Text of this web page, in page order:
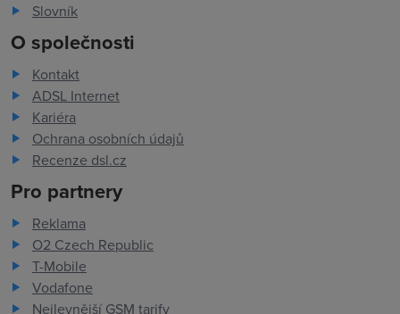
Slovník
O společnosti
Kontakt
ADSL Internet
Kariéra
Ochrana osobních údajů
Recenze dsl.cz
Pro partnery
Reklama
O2 Czech Republic
T-Mobile
Vodafone
Nejlevnější GSM tarify